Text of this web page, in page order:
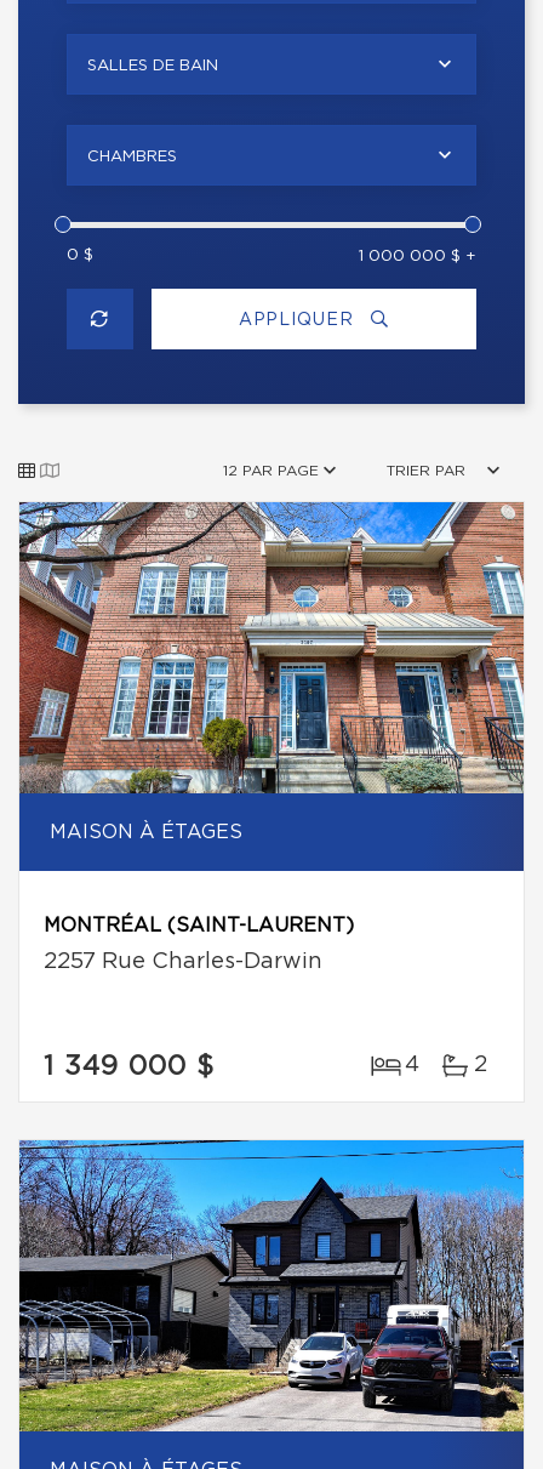
SALLES DE BAIN
CHAMBRES
0 $ 1 000 000 $ +
APPLIQUER
12 PAR PAGE TRIER PAR
MAISON À ÉTAGES
MONTRÉAL (SAINT-LAURENT)
2257 Rue Charles-Darwin
1 349 000 $ 4 2